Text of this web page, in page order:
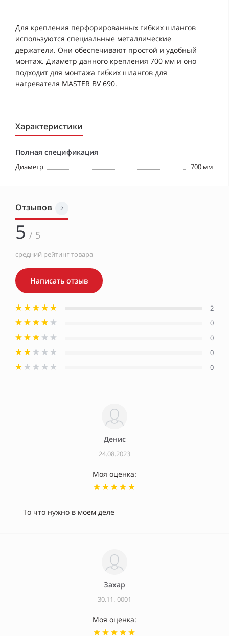
Для крепления перфорированных гибких шлангов
используются специальные металлические
держатели. Они обеспечивают простой и удобный
монтаж. Диаметр данного крепления 700 мм и оно
подходит для монтажа гибких шлангов для
нагревателя MASTER BV 690.
Характеристики
Полная спецификация
Диаметр 700 мм
Отзывов 2
5 / 5
средний рейтинг товара
Написать отзыв
2
0
0
0
0
Денис
24.08.2023
Моя оценка:
То что нужно в моем деле
Захар
30.11.-0001
Моя оценка: